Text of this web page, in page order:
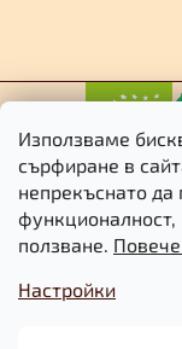
Използваме
сърфиране в
непрекъснато да
функционалност,
ползване.
Настройки
Търговски
Авторско право 2026